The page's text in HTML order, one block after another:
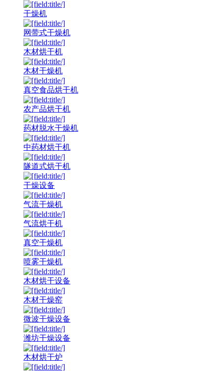
干燥机
网带式干燥机
木材烘干机
木材干燥机
真空食品烘干机
农产品烘干机
药材脱水干燥机
中药材烘干机
隧道式烘干机
干燥设备
气流干燥机
气流烘干机
真空干燥机
喷雾干燥机
木材烘干设备
木材干燥窑
微波干燥设备
潍坊干燥设备
木材烘干炉